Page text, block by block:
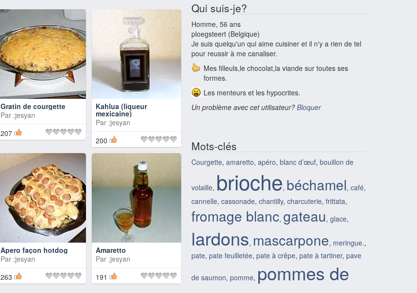
Gratin de courgette
Par ;jesyan
207
Kahlua (liqueur
mexicaine)
Par ;jesyan
200
Apero façon hotdog
Par ;jesyan
263
Amaretto
Par ;jesyan
191
Qui suis-je?
Homme, 56 ans
ploegsteert (Belgique)
Je suis quelqu'un qui aime cuisiner et il n'y a rien de tel
pour reussir à me canaliser.
Mes filleuls,le chocolat,la viande sur toutes ses
formes.
Les menteurs et les hypocrites.
Un problème avec cet utilisateur? Bloquer
Mots-clés
Courgette, amaretto, apéro, blanc d’œuf, bouillon de
volaille, brioche, béchamel, café,
cannelle, cassonade, chantilly, charcuterie, frittata,
fromage blanc, gateau, glace,
lardons, mascarpone, meringue.,
pate, pate feuilletée, pate à crêpe, pate à tartiner, pave
de saumon, pomme, pommes de